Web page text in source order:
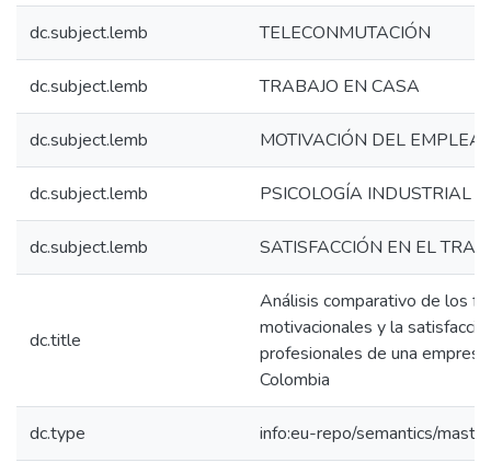
dc.subject.lemb TELECONMUTACIÓN
dc.subject.lemb TRABAJO EN CASA
dc.subject.lemb MOTIVACIÓN DEL
dc.subject.lemb PSICOLOGÍA INDUSTRIAL
dc.subject.lemb SATISFACCIÓN EN EL
dc.title
Análisis comparativo de los
motivacionales y la
profesionales de una
Colombia
dc.type info:eu-repo/semantics/